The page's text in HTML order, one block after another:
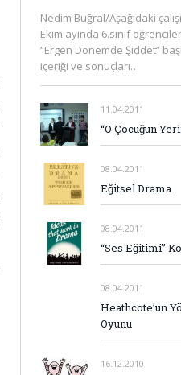
Nedim Buğral/Aşağıdaki
Ekim ayında 6.sınıf
“Ergen Dönemde Şiddet”
içeriği ve sonuçları…
11.04.2011
“O Çocuğun
08.04.2011
Eğitsel Drama
08.04.2011
“Ses Eğitimi”
08.04.2011
Heathcote’un
Oyunu
16.12.2010